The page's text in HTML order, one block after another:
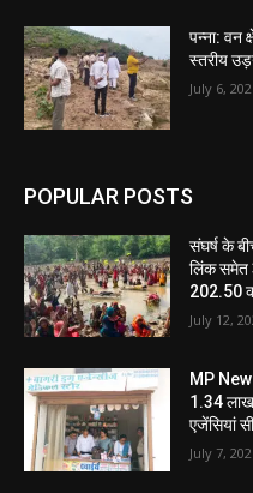
पन्ना: वन
स्तरीय
July 6,
POPULAR POSTS
संघर्ष के
लिंक समेत
202.50
July 12,
MP
1.34 लाख
एजेंसियां
July 7,